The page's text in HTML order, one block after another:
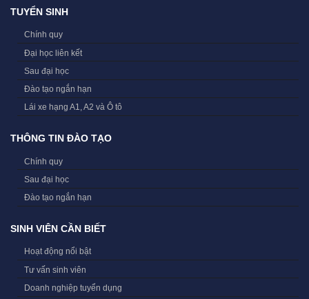
TUYỂN SINH
Chính quy
Đại học liên kết
Sau đại học
Đào tạo ngắn hạn
Lái xe hạng A1, A2 và Ô tô
THÔNG TIN ĐÀO TẠO
Chính quy
Sau đại học
Đào tạo ngắn hạn
SINH VIÊN CẦN BIẾT
Hoạt động nổi bật
Tư vấn sinh viên
Doanh nghiệp tuyển dụng